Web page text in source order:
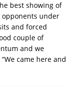
best showing of
under
and forced
couple of
and we
came here and